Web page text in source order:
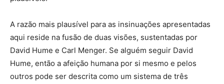
A razão mais plausível para as insinuações apresentadas
aqui reside na fusão de duas visões, sustentadas por
David Hume e Carl Menger. Se alguém seguir David
Hume, então a afeição humana por si mesmo e pelos
outros pode ser descrita como um sistema de três